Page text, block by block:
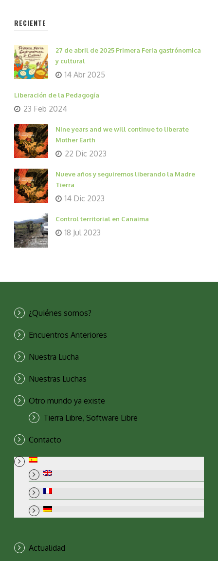
RECIENTE
27 de abril de 2025 Primera Feria gastrónomica
y cultural
14 Abr 2025
Liberación de la Pedagogía
23 Feb 2024
Nine years and we will continue to liberate
Mother Earth
22 Dic 2023
Nueve años y seguiremos liberando la Madre
Tierra
14 Dic 2023
Control territorial en Canaima
18 Jul 2023
¿Quiénes somos?
Encuentros Anteriores
Nuestra Lucha
Nuestras Luchas
Otro mundo ya existe
Tierra Libre, Software Libre
Contacto
Actualidad